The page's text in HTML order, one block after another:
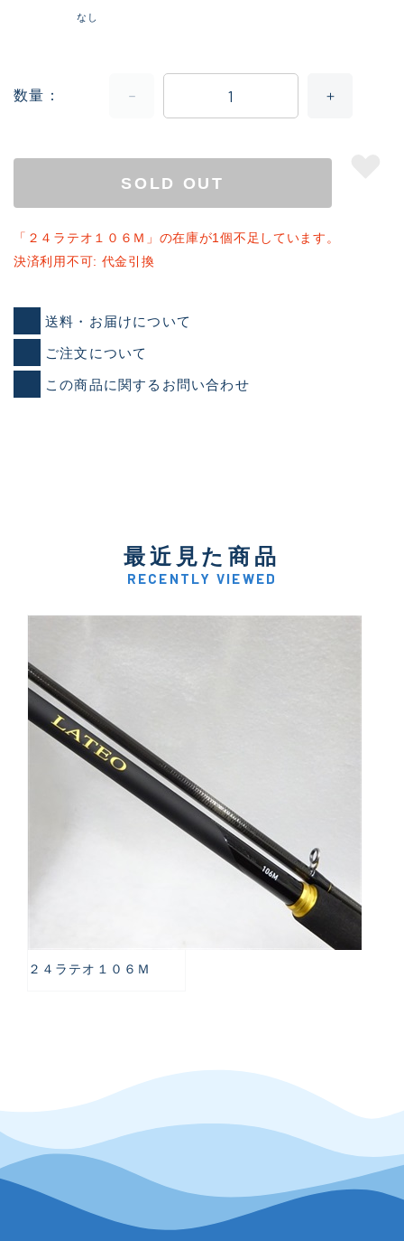
なし
数量
SOLD OUT
「２４ラテオ１０６Ｍ」の在庫が1個不足しています。
決済利用不可: 代金引換
送料・お届けについて
ご注文について
この商品に関するお問い合わせ
最近見た商品
RECENTLY VIEWED
２４ラテオ１０６Ｍ